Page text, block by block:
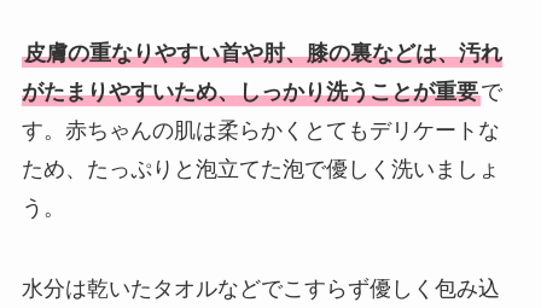
皮膚の重なりやすい首や肘、膝の裏などは、汚れ
がたまりやすいため、しっかり洗うことが重要で
す。赤ちゃんの肌は柔らかくとてもデリケートな
ため、たっぷりと泡立てた泡で優しく洗いましょ
う。
水分は乾いたタオルなどでこすらず優しく包み込